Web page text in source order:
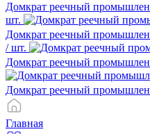
Домкрат реечный
шт.
Домкрат реечный
/ шт.
Домкрат реечный
Домкрат реечный
Главная